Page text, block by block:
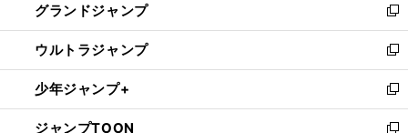
で
開
く
ド
ウ
で
開
く
ィ
ン
ド
ウ
で
開
く
い
ウ
ィ
ン
ド
ウ
で
グランドジャンプ
新
し
い
ウ
ィ
ン
ド
ウルトラジャンプ
新
し
い
ウ
少年ジャンプ+
新
し
ジャンプTOON